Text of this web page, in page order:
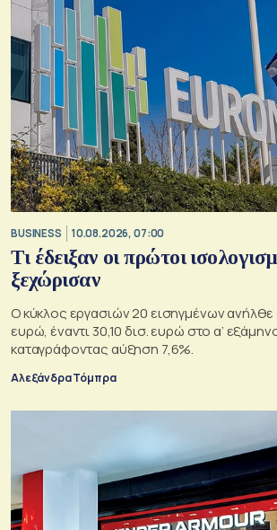
BUSINESS 10.08.2026, 07:00
Τι έδειξαν οι πρώτοι
ξεχώρισαν
Ο κύκλος εργασιών 20 εισηγμένων ανήλθε
ευρώ, έναντι 30,10 δισ. ευρώ στο α’
καταγράφοντας αύξηση 7,6%.
Αλεξάνδρα Τόμπρα